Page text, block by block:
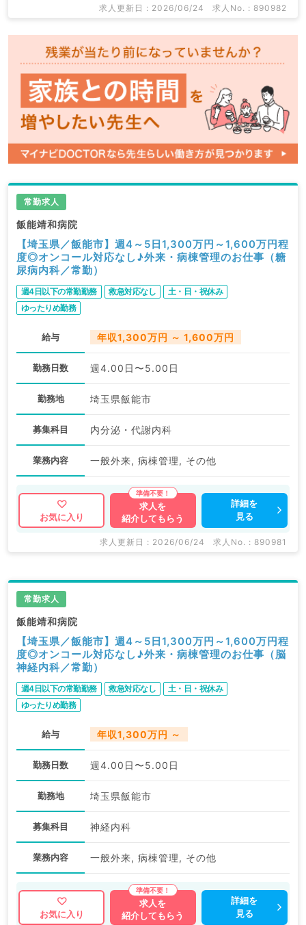
求人更新日 : 2026/06/24 求人No. : 890982
常勤求人
飯能靖和病院
【埼玉県／飯能市】週4～5日1,300万円～1,600万円程
度◎オンコール対応なし♪外来・病棟管理のお仕事（糖
尿病内科／常勤）
週4日以下の常勤勤務 救急対応なし
土・日・祝休み
ゆったりめ勤務
給与 年収1,300万円 ～ 1,600万円
勤務日数 週4.00日〜5.00日
勤務地 埼玉県飯能市
募集科目 内分泌・代謝内科
業務内容 一般外来, 病棟管理, その他
お気に入り
求人を
紹介してもらう
詳細を
見る
求人更新日 : 2026/06/24 求人No. : 890981
常勤求人
飯能靖和病院
【埼玉県／飯能市】週4～5日1,300万円～1,600万円程
度◎オンコール対応なし♪外来・病棟管理のお仕事（脳
神経内科／常勤）
週4日以下の常勤勤務 救急対応なし
土・日・祝休み
ゆったりめ勤務
給与 年収1,300万円 ～
勤務日数 週4.00日〜5.00日
勤務地 埼玉県飯能市
募集科目 神経内科
業務内容 一般外来, 病棟管理, その他
お気に入り
求人を
紹介してもらう
詳細を
見る